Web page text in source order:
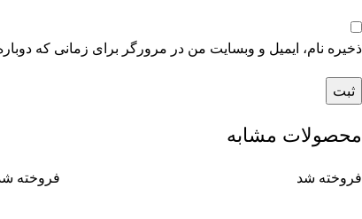
ذخیره نام، ایمیل و وبسایت من در مرورگر برای زمانی که
محصولات مشابه
فروخته شد فروخته